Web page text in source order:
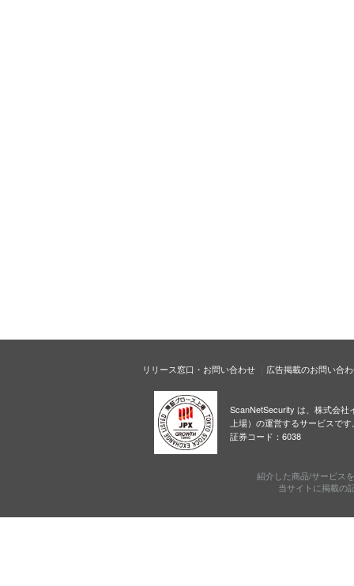
リリース窓口・お問い合わせ 広告掲載のお問い合
ScanNetSecurity は、株式会社
上場）の運営するサービスです
証券コード：6038
紹介した商品/サービス
当サイトに掲載の